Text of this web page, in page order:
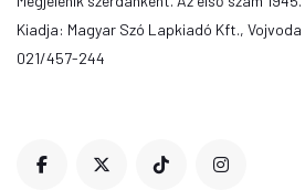
Kiadja: Magyar Szó Lapkiadó Kft., Vojvoda
021/457-244